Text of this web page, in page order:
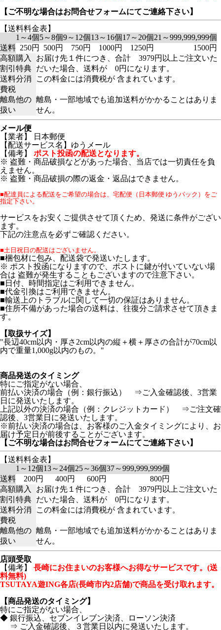
【ご不明な場合はお問合せフォームにてご連絡下さい】
【送料料金表】
1～4個5～8個9～12個13～16個17～20個21～999,999,999個
送料 250円 500円 750円 1000円 1250円
1500円
高額購入
割引特典
お届け先１件につき、合計 3979円以上ご注文いた
だいた場合、送料が 0円になります。
送料分消
費税
この料金には消費税が 含まれています。
離島他の
扱い
離島・一部地域でも追加送料がかかることはありま
せん。
メール便
【業者】 日本郵便
【配送サービス名】ゆうメール
【備考】
ポスト投函の配送となります。
※ 盗難・商品破損などがあった場合、当店では一切責任を負
えません。
※ 盗難・商品破損の際の返金・返品はできません。
■配達員による配送をご希望の場合は、宅配便（日本郵便 ゆうパック）をご
指定下さい。
サービスをお安くご提供させて頂くため、発送に条件がござい
ます。
下記の注意点を必ずご確認ください。
■土日祝日の配送はございません。
■梱包材に包み、配送袋で発送いたします。
※ ポスト投函になりますので、ポストに鍵が付いていない場
合は 盗難が発生することもございますので注意下さい。
■日付、時間指定はご利用できません。
■代金引換はご利用できません。
■輸送上のトラブルに関して一切の保証はありません。
■住所不備があった場合の送料は、往復分ご請求させて頂きま
す。
【取扱サイズ】
"長辺40cm以内・厚さ2cm以内の縦＋横＋厚さの合計が70cm以
内で重量1,000g以内のもの。"
商品発送のタイミング
特にご指定がない場合、
前払い決済の場合（例：銀行振込） ⇒ご入金確認後、3営業
日に発送いたします。
上記以外の決済の場合（例：クレジットカード） ⇒ご注文確
認後、3営業日に発送いたします。
※前払い決済の場合は、お客様のご入金タイミングにより、お
届け予定日が前後することがございます。
【ご不明な場合はお問合せフォームにてご連絡下さい】
【送料料金表】
1～12個13～24個25～36個37～999,999,999個
送料
200円 400円 600円
800円
高額購入
割引特典
お届け先１件につき、合計 3979円以上ご注文いた
だいた場合、送料が 0円になります。
送料分消
費税
この料金には消費税が 含まれています。
離島他の
扱い
離島・一部地域でも追加送料がかかることはありま
せん。
店頭受取
【備考】
長崎にお住まいのお客様へお得なサービスです。(送
料無料)
TSUTAYA遊ING各店(長崎市内2店舗)で商品を受け取れます。
【商品発送のタイミング】
特にご指定がない場合、
◆ 銀行振込、セブンイレブン決済、ローソン決済
⇒ ご入金確認後、３営業日以内に発送いたします。